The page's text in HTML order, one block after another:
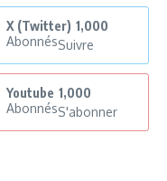
X (Twitter) 1,000
AbonnésSuivre
Youtube 1,000
AbonnésS'abonner